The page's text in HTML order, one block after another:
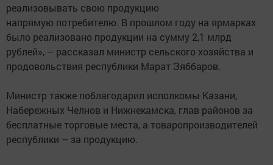
реализовывать свою продукцию
напрямую потребителю. В прошлом году на ярмарках
было реализовано продукции на сумму 2,1 млрд
рублей», – рассказал министр сельского хозяйства и
продовольствия республики Марат Зяббаров.
Министр также поблагодарил исполкомы Казани,
Набережных Челнов и Нижнекамска, глав районов за
бесплатные торговые места, а товаропроизводителей
республики – за продукцию.